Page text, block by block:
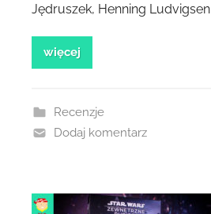
Jędruszek, Henning Ludvigsen
więcej
Recenzje
Dodaj komentarz